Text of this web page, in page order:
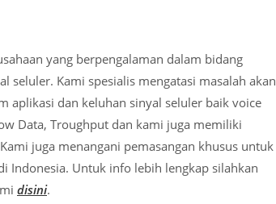
yang berpengalaman dalam bidang
Kami spesialis mengatasi masalah akan
aplikasi dan keluhan sinyal seluler baik voice
Data, Troughput dan kami juga memiliki
juga menangani pemasangan khusus untuk
Indonesia. Untuk info lebih lengkap silahkan
disini.